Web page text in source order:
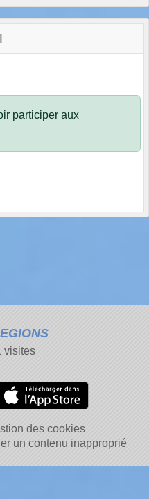
participer aux
visites
des cookies
un contenu inapproprié